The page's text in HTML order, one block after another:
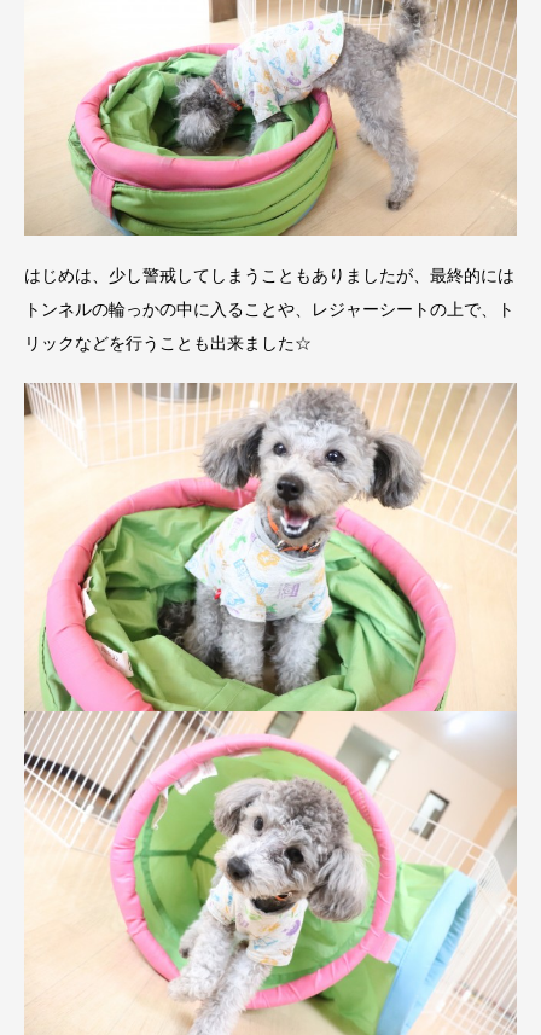
はじめは、少し警戒してしまうこともありましたが、最終的には
トンネルの輪っかの中に入ることや、レジャーシートの上で、ト
リックなどを行うことも出来ました☆